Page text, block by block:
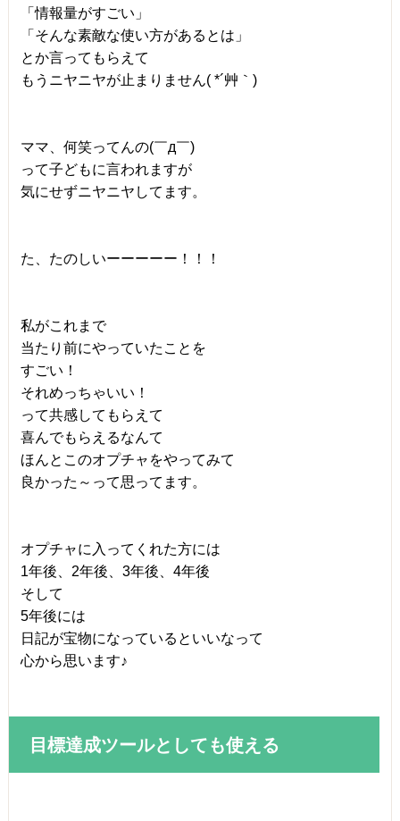
「情報量がすごい」
「そんな素敵な使い方があるとは」
とか言ってもらえて
もうニヤニヤが止まりません( *´艸｀)
ママ、何笑ってんの(￣д￣)
って子どもに言われますが
気にせずニヤニヤしてます。
た、たのしいーーーーー！！！
私がこれまで
当たり前にやっていたことを
すごい！
それめっちゃいい！
って共感してもらえて
喜んでもらえるなんて
ほんとこのオプチャをやってみて
良かった～って思ってます。
オプチャに入ってくれた方には
1年後、2年後、3年後、4年後
そして
5年後には
日記が宝物になっているといいなって
心から思います♪
目標達成ツールとしても使える